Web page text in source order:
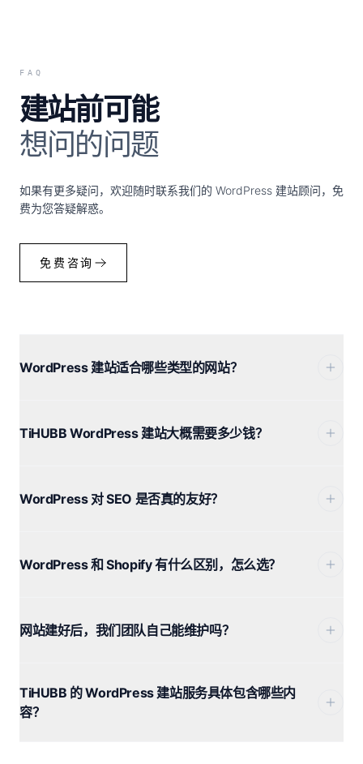
FAQ
建站前可能
想问的问题
如果有更多疑问，欢迎随时联系我们的 WordPress 建站顾问，免
费为您答疑解惑。
免费咨询
WordPress 建站适合哪些类型的网站？
TiHUBB WordPress 建站大概需要多少钱？
WordPress 对 SEO 是否真的友好？
WordPress 和 Shopify 有什么区别，怎么选？
网站建好后，我们团队自己能维护吗？
TiHUBB 的 WordPress 建站服务具体包含哪些内
容？